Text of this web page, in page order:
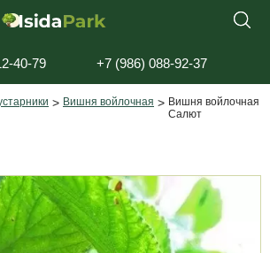
> Вишня войлочная > Вишня войлочная
Салют
40-79 +7 (986) 088-92-37